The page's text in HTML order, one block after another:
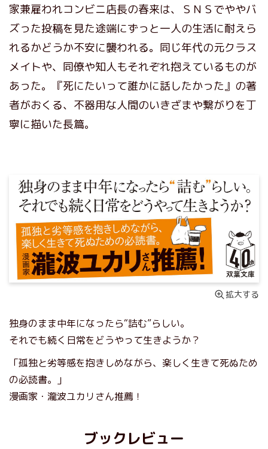
家兼雇われコンビニ店長の春来は、ＳＮＳでややバ
ズった投稿を見た途端にずっと一人の生活に耐えら
れるかどうか不安に襲われる。同じ年代の元クラス
メイトや、同僚や知人もそれぞれ抱えているものが
あった。『死にたいって誰かに話したかった』の著
者がおくる、不器用な人間のいきざまや繋がりを丁
寧に描いた長篇。
拡大する
独身のまま中年になったら“詰む”らしい。
それでも続く日常をどうやって生きようか？
「孤独と劣等感を抱きしめながら、楽しく生きて死ぬため
の必読書。」
漫画家・瀧波ユカリさん推薦！
ブックレビュー